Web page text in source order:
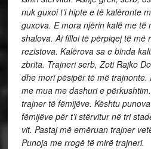
nuk guxoi t’i hipte e të kalëronte
guxova. E mora njërin kalë me të
shalova. Ai filloi të përpiqej të më
rezistova. Kalërova sa e binda
zbrita. Trajneri serb, Zoti Rajko
dhe mori pësipër të më trajnonte.
me mua me dashuri e
trajner të fëmijëve. Kështu
fëmijëve për t’i stërvitur në tri
vit. Pastaj më emëruan trajner
Punoja me rrogë të mirë trajneri.